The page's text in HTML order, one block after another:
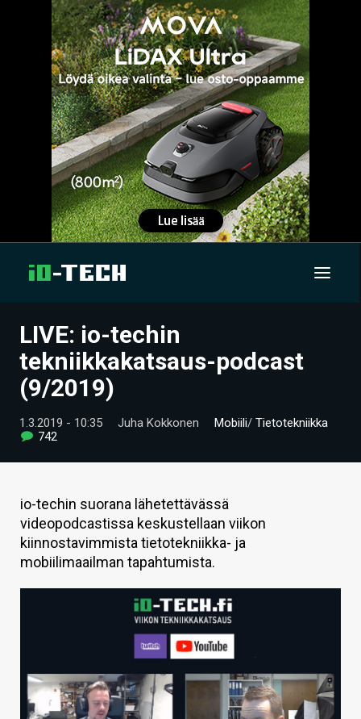
UUTISET
ARTIKKELIT
VIDEOT
HINTA.FI
KAUPPA
VAIHDA TEEMA
LIVE: io-techin
tekniikkakatsaus-podcast
(9/2019)
1.3.2019 - 10:35 Juha Kokkonen Mobiili/ Tietotekniikka
742
io-techin suorana lähetettävässä
videopodcastissa keskustellaan viikon
kiinnostavimmista tietotekniikka- ja
mobiilimaailman tapahtumista.